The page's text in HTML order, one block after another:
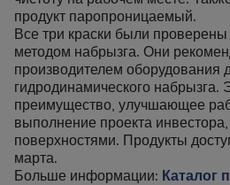
продукт паропроницаемый.
Все три краски были
методом набрызга. Они
производителем оборудования
гидродинамического набрызга.
преимущество, улучшающее
выполнение проекта
поверхностями. Продукты
марта.
Больше информации: Каталог